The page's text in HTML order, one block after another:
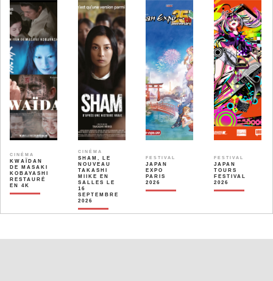
CINÉMA
KWAÏDAN
DE MASAKI
KOBAYASHI
RESTAURÉ
EN 4K
CINÉMA
SHAM, LE
NOUVEAU
TAKASHI
MIIKE EN
SALLES LE
16
SEPTEMBRE
2026
FESTIVAL
JAPAN
EXPO
PARIS
2026
FESTIVAL
JAPAN
TOURS
FESTIVAL
2026